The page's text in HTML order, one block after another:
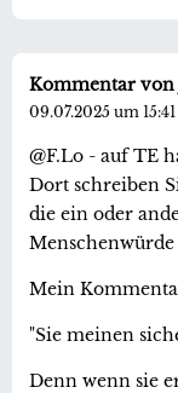
Kommentar
09.07.2025 um
@F.Lo - auf TE
Dort schreiben
die ein oder
Mein
"Sie meinen
Denn wenn sie